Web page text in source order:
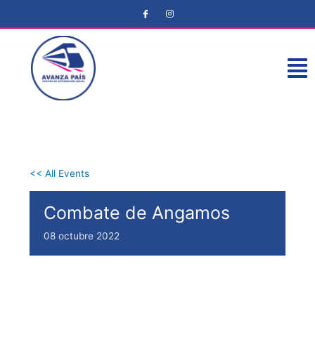
<< All Events
Combate de Angamos
08 octubre 2022